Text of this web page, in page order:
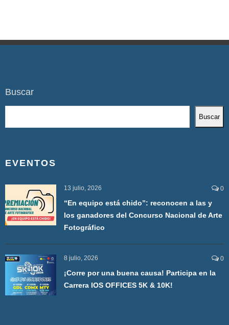
Buscar
Buscar
EVENTOS
13 julio, 2026 0
“En equipo está chido”: reconocen a las y
los ganadores del Concurso Nacional de Arte
Fotográfico
8 julio, 2026 0
¡Corre por una buena causa! Participa en la
Carrera IOS OFFICES 5K & 10K!